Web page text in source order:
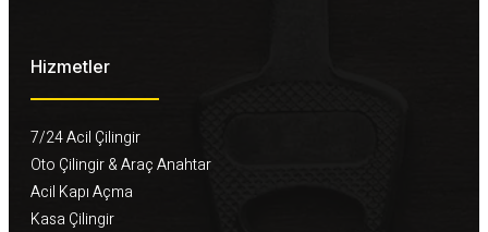
Hizmetler
7/24 Acil Çilingir
Oto Çilingir & Araç Anahtar
Acil Kapı Açma
Kasa Çilingir